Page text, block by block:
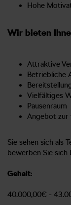
Hohe
Wir bieten
Attraktive
Betriebliche
Vielfältiges
Pausenraum
Angebot zur
Sie sehen sich als
bewerben Sie sich
Gehalt:
40.000,00€ -